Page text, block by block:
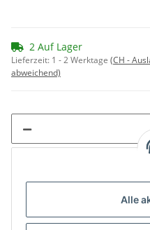
Alle
2 Auf Lager
Lieferzeit: 1 - 2 Werktage (CH -
abweichend)
Loading... Komponenten